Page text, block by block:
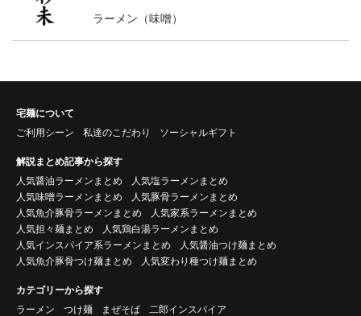
ラーメン（味噌）
宅麺について
ご利用シーン
私達のこだわり ソーシャルギフト
解説まとめ記事から探す
人気醤油ラーメンまとめ
人気塩ラーメンまとめ
人気味噌ラーメンまとめ
人気豚骨ラーメンまとめ
人気魚介豚骨ラーメンまとめ
人気家系ラーメンまとめ
人気担々麺まとめ
人気鶏白湯ラーメンまとめ
人気インスパイア系ラーメンまとめ
人気醤油つけ麺まとめ
人気魚介豚骨つけ麺まとめ
人気変わり種つけ麺まとめ
カテゴリーから探す
ラーメン
つけ麺 まぜそば
二郎インスパイア